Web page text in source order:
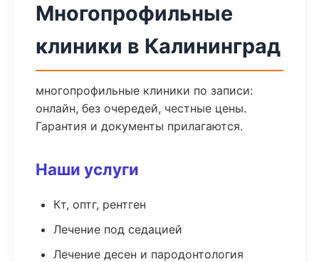
Многопрофильные
клиники в Калининград
многопрофильные клиники по записи:
онлайн, без очередей, честные цены.
Гарантия и документы прилагаются.
Наши услуги
Кт, оптг, рентген
Лечение под седацией
Лечение десен и пародонтология